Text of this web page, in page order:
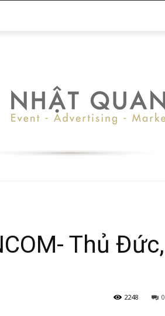
Thủ Đức,
0
2248